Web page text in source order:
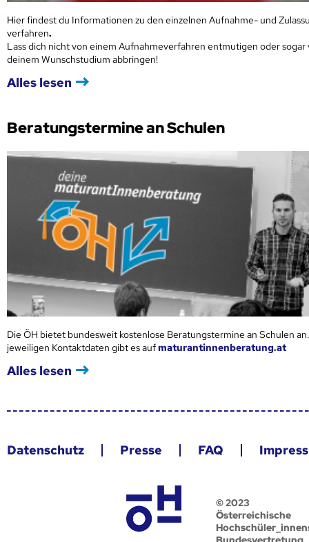
Hier findest du Informationen zu den einzelnen Aufnahme- und
verfahren.
Lass dich nicht von einem Aufnahmeverfahren entmutigen oder sogar
deinem Wunschstudium abbringen!
Alles lesen
Beratungstermine an Schulen
Die ÖH bietet bundesweit kostenlose Beratungstermine an Schulen
jeweiligen Kontaktdaten gibt es aufmaturantinnenberatung.at
Alles lesen
Datenschutz Presse FAQ
© 2023
Österreichische